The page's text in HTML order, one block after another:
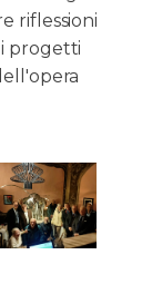
riflessioni
progetti